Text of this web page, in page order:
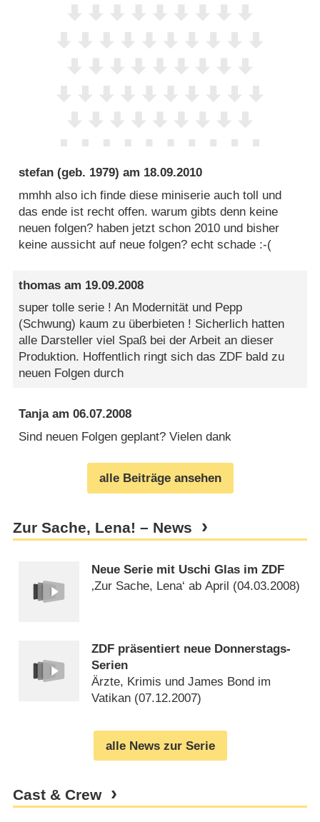
stefan (geb. 1979) am 18.09.2010
mmhh also ich finde diese miniserie auch toll und
das ende ist recht offen. warum gibts denn keine
neuen folgen? haben jetzt schon 2010 und bisher
keine aussicht auf neue folgen? echt schade :-(
thomas am 19.09.2008
super tolle serie ! An Modernität und Pepp
(Schwung) kaum zu überbieten ! Sicherlich hatten
alle Darsteller viel Spaß bei der Arbeit an dieser
Produktion. Hoffentlich ringt sich das ZDF bald zu
neuen Folgen durch
Tanjaam06.07.2008
Sind neuen Folgen geplant? Vielen dank
alle Beiträge ansehen
Zur Sache, Lena! – News
Neue Serie mit Uschi Glas im ZDF
‚Zur Sache, Lena‘ ab April (04.03.2008)
ZDF präsentiert neue Donnerstags-
Serien
Ärzte, Krimis und James Bond im
Vatikan (07.12.2007)
alle News zur Serie
Cast & Crew